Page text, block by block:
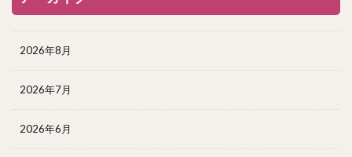
2026年8月
2026年7月
2026年6月